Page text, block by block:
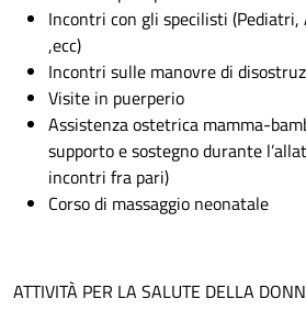
Incontri con gli specilisti (Pediatri,
,ecc)
Incontri sulle manovre di
Visite in puerperio
Assistenza ostetrica mamma-
supporto e sostegno durante
incontri fra pari)
Corso di massaggio neonatale
ATTIVITÀ PER LA SALUTE DELLA